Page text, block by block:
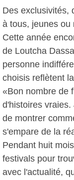
Des exclusivités,
à tous, jeunes
Cette année
de Loutcha
personne
choisis reflètent
«Bon nombre de
d'histoires
de montrer
s'empare de la
Pendant huit
festivals pour
avec l'actualité,